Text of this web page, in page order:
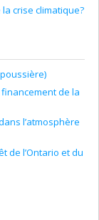
crise climatique?
de la
l’atmosphère
de l’Ontario et du